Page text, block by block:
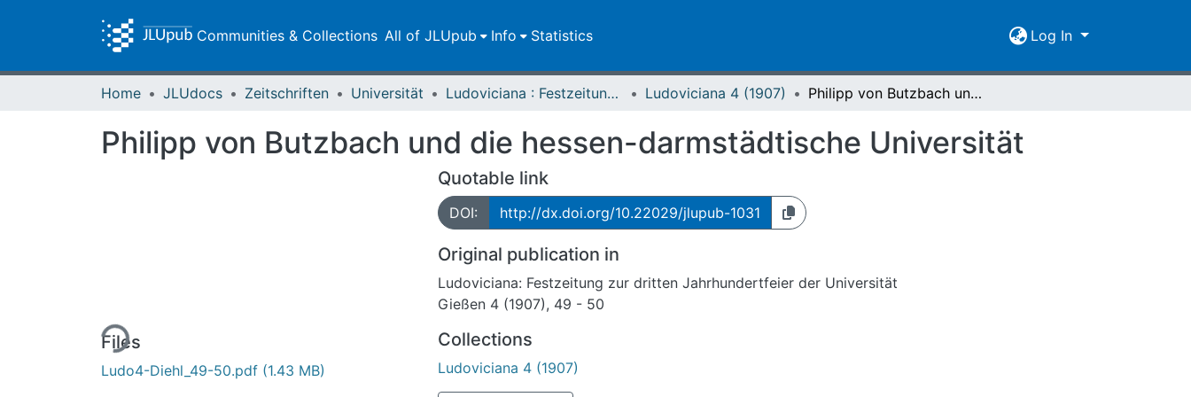
Communities & Collections All of JLUpub Info Statistics Log In
Home JLUdocs Zeitschriften Universität Ludoviciana : Festzeitung zur dritten Jahrhundertfeier der Universität Gießen Ludoviciana 4 (1907) Philipp von Butzbach und die hessen-darmstädtische Universität
Philipp von Butzbach und die hessen-darmstädtische Universität
Loading...
Files
Ludo4-Diehl_49-50.pdf (1.43 MB)
Quotable link
DOI: http://dx.doi.org/10.22029/jlupub-1031
Original publication in
Ludoviciana: Festzeitung zur dritten Jahrhundertfeier der Universität
Gießen 4 (1907), 49 - 50
Collections
Ludoviciana 4 (1907)